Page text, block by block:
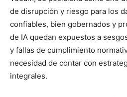
de disrupción y riesgo para los
confiables, bien gobernados y
de IA quedan expuestos a
y fallas de cumplimiento
necesidad de contar con
integrales.